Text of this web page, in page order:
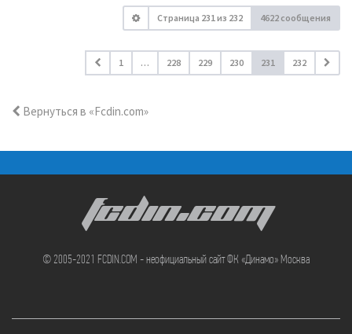
Страница 231из 232 4622 сообщения
1 … 228 229 230 231 232
Вернуться в «Fcdin.com»
FCDIN.COM
© 2005-2021 FCDIN.COM - неофициальный сайт ФК «Динамо» Москва